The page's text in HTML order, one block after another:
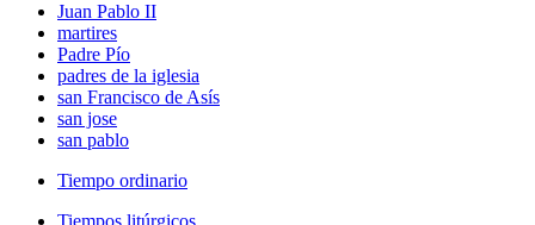
Juan Pablo II
martires
Padre Pío
padres de la iglesia
san Francisco de Asís
san jose
san pablo
Tiempo ordinario
Tiempos litúrgicos